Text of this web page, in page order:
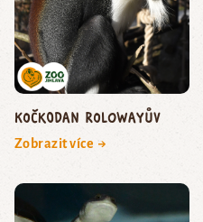
kočkodan Rolowayův
Zobrazit více →